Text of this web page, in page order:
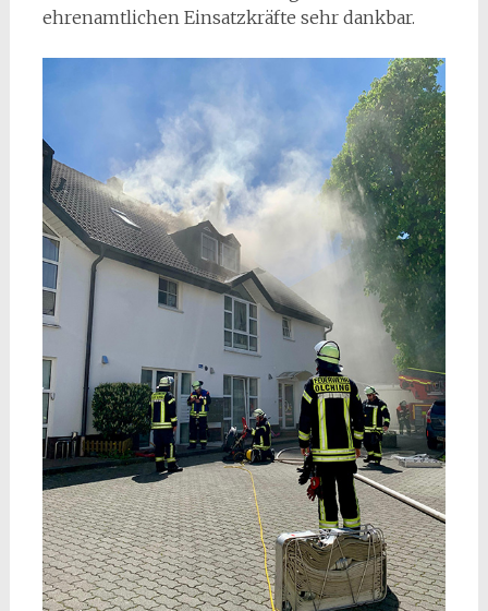
ehrenamtlichen Einsatzkräfte sehr dankbar.